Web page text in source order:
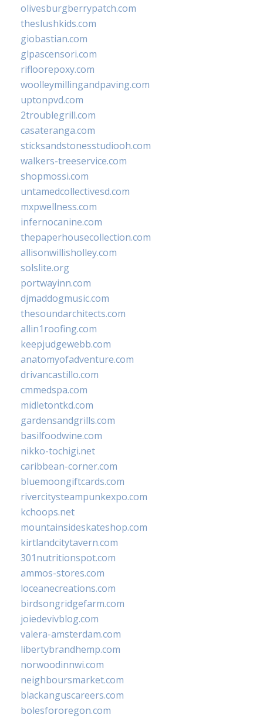
olivesburgberrypatch.com
theslushkids.com
giobastian.com
glpascensori.com
rifloorepoxy.com
woolleymillingandpaving.com
uptonpvd.com
2troublegrill.com
casateranga.com
sticksandstonesstudiooh.com
walkers-treeservice.com
shopmossi.com
untamedcollectivesd.com
mxpwellness.com
infernocanine.com
thepaperhousecollection.com
allisonwillisholley.com
solslite.org
portwayinn.com
djmaddogmusic.com
thesoundarchitects.com
allin1roofing.com
keepjudgewebb.com
anatomyofadventure.com
drivancastillo.com
cmmedspa.com
midletontkd.com
gardensandgrills.com
basilfoodwine.com
nikko-tochigi.net
caribbean-corner.com
bluemoongiftcards.com
rivercitysteampunkexpo.com
kchoops.net
mountainsideskateshop.com
kirtlandcitytavern.com
301nutritionspot.com
ammos-stores.com
loceanecreations.com
birdsongridgefarm.com
joiedevivblog.com
valera-amsterdam.com
libertybrandhemp.com
norwoodinnwi.com
neighboursmarket.com
blackanguscareers.com
bolesfororegon.com